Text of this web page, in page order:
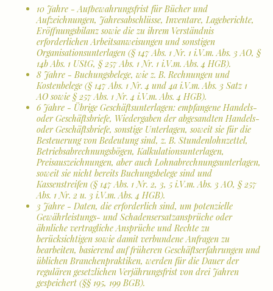
10 Jahre - Aufbewahrungsfrist für Bücher und
Aufzeichnungen, Jahresabschlüsse, Inventare, Lageberichte,
Eröffnungsbilanz sowie die zu ihrem Verständnis
erforderlichen Arbeitsanweisungen und sonstigen
Organisationsunterlagen (§ 147 Abs. 1 Nr. 1 i.V.m. Abs. 3 AO, §
14b Abs. 1 UStG, § 257 Abs. 1 Nr. 1 i.V.m. Abs. 4 HGB).
8 Jahre - Buchungsbelege, wie z. B. Rechnungen und
Kostenbelege (§ 147 Abs. 1 Nr. 4 und 4a i.V.m. Abs. 3 Satz 1
AO sowie § 257 Abs. 1 Nr. 4 i.V.m. Abs. 4 HGB).
6 Jahre - Übrige Geschäftsunterlagen: empfangene Handels-
oder Geschäftsbriefe, Wiedergaben der abgesandten Handels-
oder Geschäftsbriefe, sonstige Unterlagen, soweit sie für die
Besteuerung von Bedeutung sind, z. B. Stundenlohnzettel,
Betriebsabrechnungsbögen, Kalkulationsunterlagen,
Preisauszeichnungen, aber auch Lohnabrechnungsunterlagen,
soweit sie nicht bereits Buchungsbelege sind und
Kassenstreifen (§ 147 Abs. 1 Nr. 2, 3, 5 i.V.m. Abs. 3 AO, § 257
Abs. 1 Nr. 2 u. 3 i.V.m. Abs. 4 HGB).
3 Jahre - Daten, die erforderlich sind, um potenzielle
Gewährleistungs- und Schadensersatzansprüche oder
ähnliche vertragliche Ansprüche und Rechte zu
berücksichtigen sowie damit verbundene Anfragen zu
bearbeiten, basierend auf früheren Geschäftserfahrungen und
üblichen Branchenpraktiken, werden für die Dauer der
regulären gesetzlichen Verjährungsfrist von drei Jahren
gespeichert (§§ 195, 199 BGB).